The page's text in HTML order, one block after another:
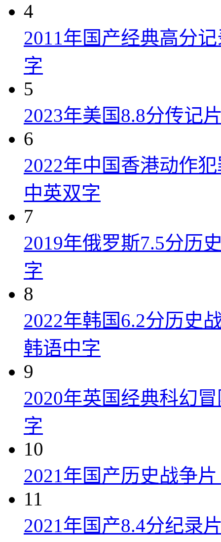
4
2011年国产经典高分
字
5
2023年美国8.8分传记
6
2022年中国香港动作
中英双字
7
2019年俄罗斯7.5分历
字
8
2022年韩国6.2分历史
韩语中字
9
2020年英国经典科幻
字
10
2021年国产历史战争
11
2021年国产8.4分纪录